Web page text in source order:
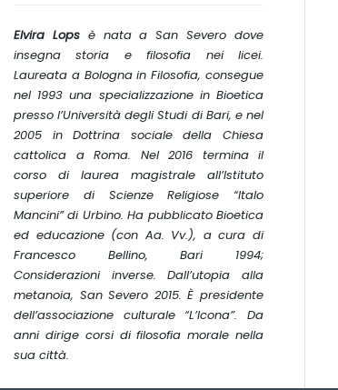
Elvira Lopsè nata a San Severo dove
insegna storia e filosofia nei licei.
Laureata a Bologna in Filosofia, consegue
nel 1993 una specializzazione in Bioetica
presso l’Università degli Studi di Bari, e nel
2005 in Dottrina sociale della Chiesa
cattolica a Roma. Nel 2016 termina il
corso di laurea magistrale all’Istituto
superiore di Scienze Religiose “Italo
Mancini” di Urbino. Ha pubblicato Bioetica
ed educazione(con Aa. Vv.), a cura di
Francesco Bellino, Bari 1994;
Considerazioni inverse. Dall’utopia alla
metanoia, San Severo 2015. È presidente
dell’associazione culturale “L’Icona”. Da
anni dirige corsi di filosofia morale nella
sua città.